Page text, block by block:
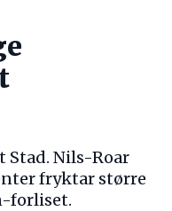
Nils-Roar
fryktar større
forliset.